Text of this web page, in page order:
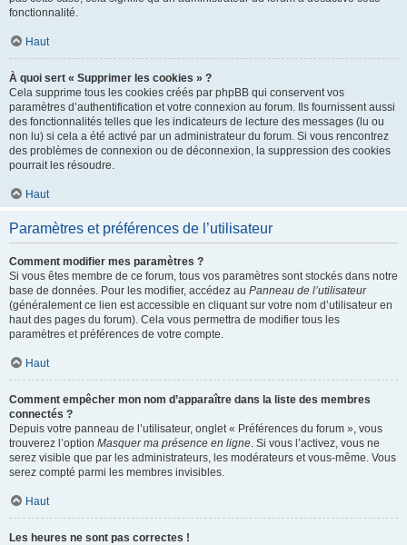
fonctionnalité.
Haut
À quoi sert « Supprimer les cookies » ?
Cela supprime tous les cookies créés par phpBB qui conservent vos
paramètres d’authentification et votre connexion au forum. Ils fournissent aussi
des fonctionnalités telles que les indicateurs de lecture des messages (lu ou
non lu) si cela a été activé par un administrateur du forum. Si vous rencontrez
des problèmes de connexion ou de déconnexion, la suppression des cookies
pourrait les résoudre.
Haut
Paramètres et préférences de l’utilisateur
Comment modifier mes paramètres ?
Si vous êtes membre de ce forum, tous vos paramètres sont stockés dans notre
base de données. Pour les modifier, accédez au Panneau de l’utilisateur
(généralement ce lien est accessible en cliquant sur votre nom d’utilisateur en
haut des pages du forum). Cela vous permettra de modifier tous les
paramètres et préférences de votre compte.
Haut
Comment empêcher mon nom d’apparaître dans la liste des membres
connectés ?
Depuis votre panneau de l’utilisateur, onglet « Préférences du forum », vous
trouverez l’option Masquer ma présence en ligne. Si vous l’activez, vous ne
serez visible que par les administrateurs, les modérateurs et vous-même. Vous
serez compté parmi les membres invisibles.
Haut
Les heures ne sont pas correctes !